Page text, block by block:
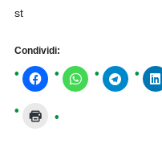
st
Condividi: